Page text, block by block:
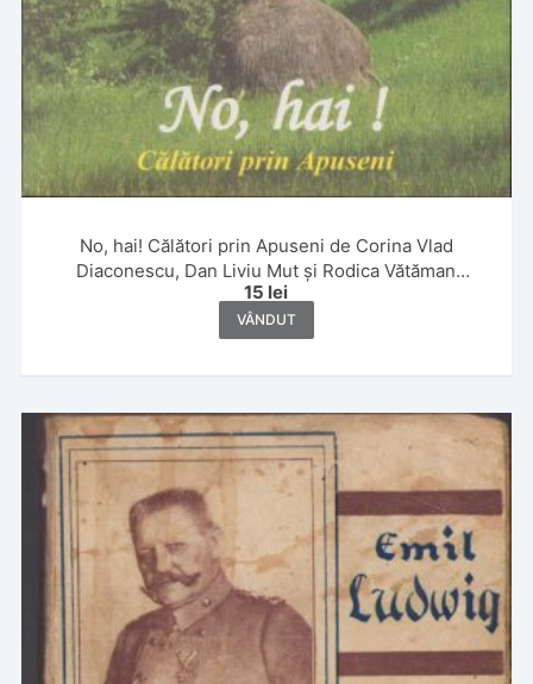
No, hai! Călători prin Apuseni de Corina Vlad
Diaconescu, Dan Liviu Mut și Rodica Vătăman
Subțirelu, 2007
15 lei
VÂNDUT